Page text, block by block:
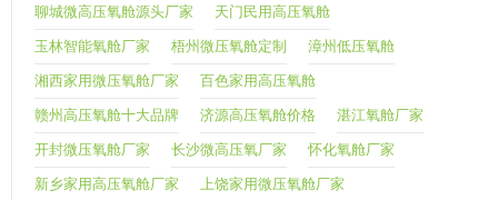
聊城微高压氧舱源头厂家 天门民用高压氧舱
玉林智能氧舱厂家 梧州微压氧舱定制 漳州低压氧舱
湘西家用微压氧舱厂家 百色家用高压氧舱
赣州高压氧舱十大品牌 济源高压氧舱价格 湛江氧舱厂家
开封微压氧舱厂家 长沙微高压氧厂家 怀化氧舱厂家
新乡家用高压氧舱厂家 上饶家用微压氧舱厂家